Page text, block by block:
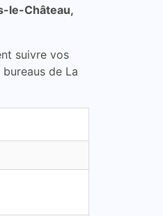
le-Château,
suivre vos
de La